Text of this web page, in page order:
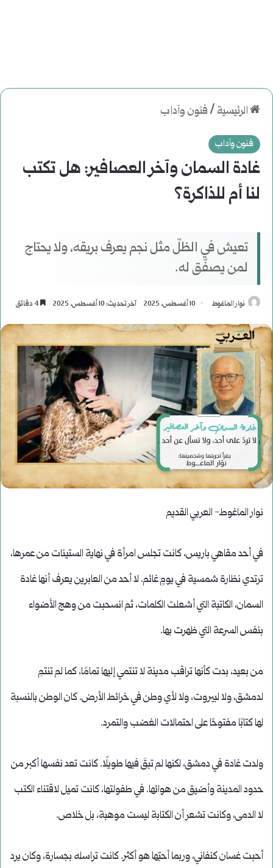
الرئيسية /فنون وآداب
فنون وآداب
غادة السمان وآخر العصافير: هل تكتب
لنا أم للذاكرة؟
تعيش في الظلّ مثل نجم يعرف بريقه، ولا يحتاج
لمن يصفّق له.
نوار الماغوط 10 أغسطس، 2025 آخر تحديث: 10 أغسطس، 2025
نوار الماغوط- العربي القديم
في أحد مقاهي باريس، كانت تجلس امرأة في نهاية الستينات من عمرها،
ترتدي نظارة شمسية في يومٍ غائم. لا أحد من العابرين يعرف أنها غادة
السمان، الكاتبة التي أشعلت الكلمات، ثم انسحبت من وهج الأضواء
بنفس السرعة التي ظهرت بها.
من بعيد، بدت كأنها تراقب مدينة لا تنتمي إليها تمامًا، كما لم تنتمِ
لدمشق، ولا لبيروت، ولا لأي وطن في خرائط الأرض. كان الوطن بالنسبة
لها كتابًا مفتوحًا على احتمالات الغضب والتمرد.
ولدت غادة في دمشق، لكنها لم تبقَ فيها طويلًا. كانت تعد نفسها أكبر من
حدود المدينة وأضيق من هوائها. في طفولتها، كانت تميل لاقتناء الكتب
لا الدمى، وكانت تشعر أن الكتابة ليست موهبة، بل خلاص.
أحبت غسان كنفاني، وربما أحبّها هو أكثر. كانت تراسله بجسارة، وكان يرد